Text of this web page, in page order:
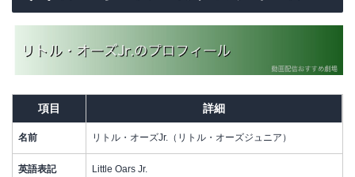
項目 詳細
名前 リトル・オーズJr.（リトル・オーズジュニア）
英語表記 Little Oars Jr.